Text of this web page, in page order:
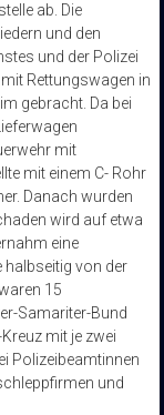
ab. Die
und den
und der Polizei
Rettungswagen in
gebracht. Da bei
mit
mit einem C- Rohr
Danach wurden
wird auf etwa
eine
halbseitig von der
15
Samariter-Bund
mit je zwei
Polizeibeamtinnen
und